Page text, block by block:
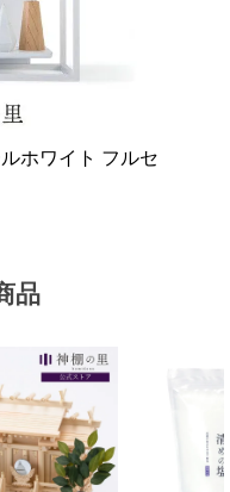
ホワイト フルセ
品